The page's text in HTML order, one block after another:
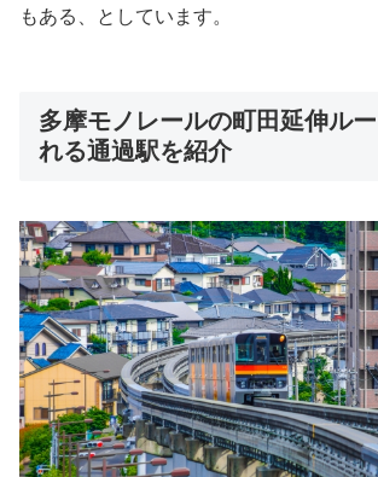
もある、としています。
多摩モノレールの町田延伸ル
れる通過駅を紹介